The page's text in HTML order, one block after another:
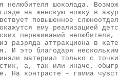
нелюбителя шоколада.
на женскую ножку в
повышенное
ему реализацией
переживаний нелюбителя,
разряда аттракциона в
И это благодаря нескольким
материал только с
а, так или иначе,
На контрасте – гамма